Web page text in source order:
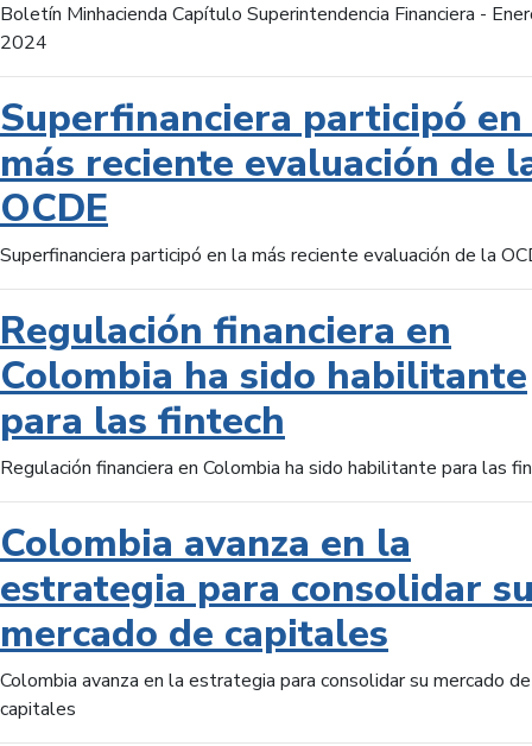
Boletín Minhacienda Capítulo Superintendencia Financiera -
2024
Superfinanciera participó
más reciente evaluación de
OCDE
Superfinanciera participó en la más reciente evaluación de la
Regulación financiera en
Colombia ha sido habilitante
para las fintech
Regulación financiera en Colombia ha sido habilitante para las
Colombia avanza en la
estrategia para consolidar
mercado de capitales
Colombia avanza en la estrategia para consolidar su mercado de
capitales